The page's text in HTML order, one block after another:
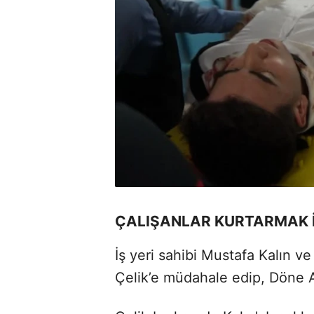
ÇALIŞANLAR KURTARMAK
İş yeri sahibi Mustafa Kalın
Çelik’e müdahale edip, Döne